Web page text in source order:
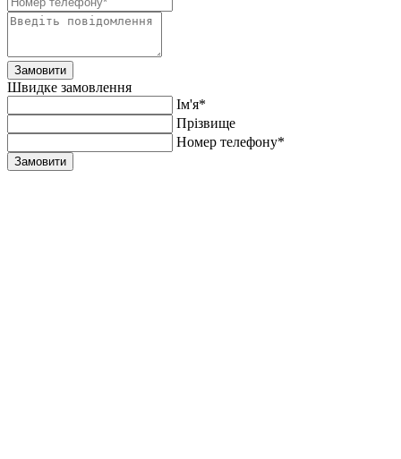
Замовити
Швидке замовлення
Ім'я*
Прiзвище
Номер телефону*